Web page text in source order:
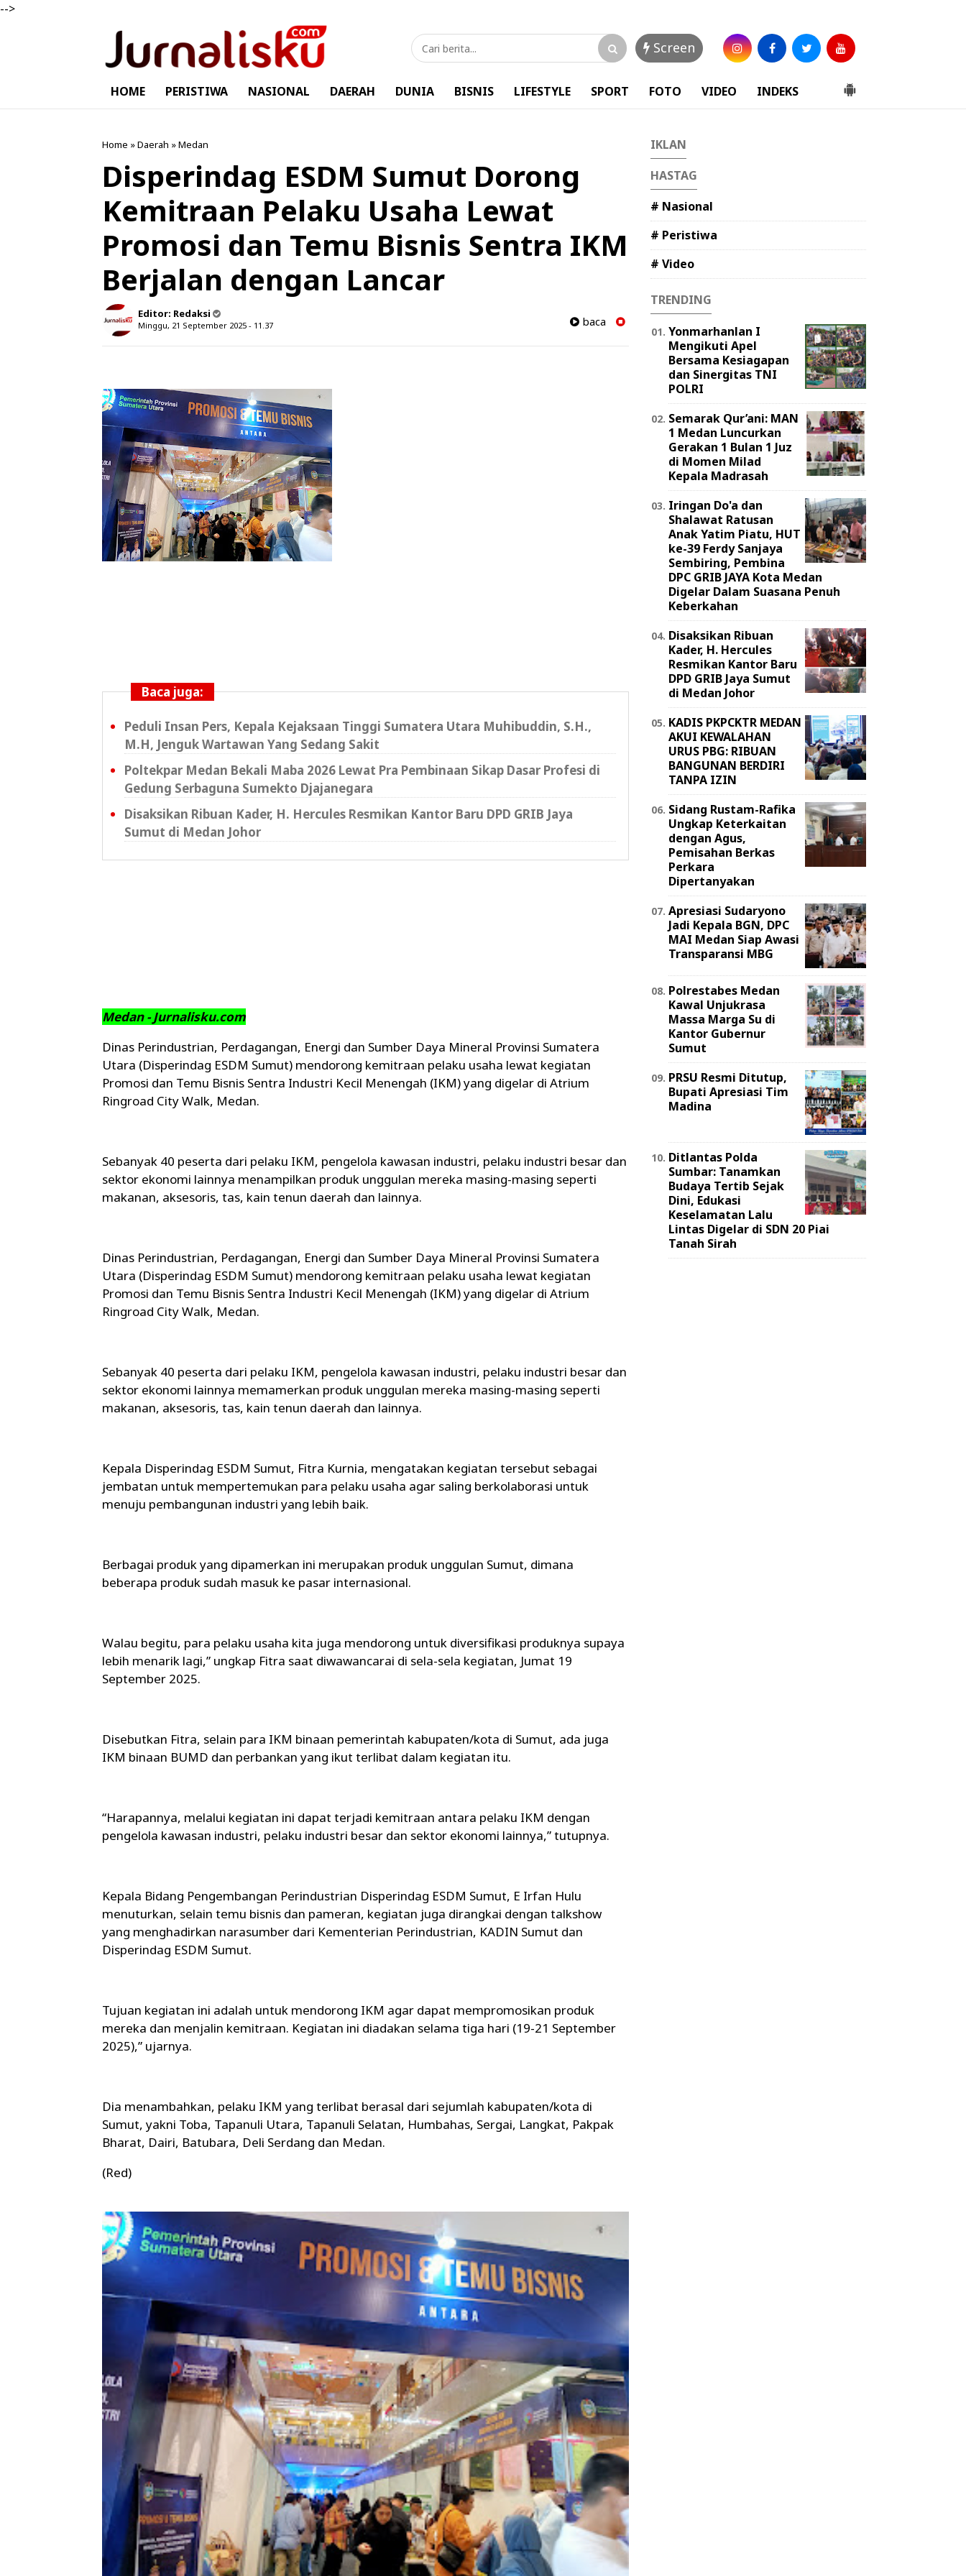
-->
Screen
HOME PERISTIWA NASIONAL DAERAH DUNIA BISNIS LIFESTYLE SPORT FOTO VIDEO INDEKS
Home »Daerah »Medan
Disperindag ESDM Sumut Dorong
Kemitraan Pelaku Usaha Lewat
Promosi dan Temu Bisnis Sentra IKM
Berjalan dengan Lancar
Editor: Redaksi
Minggu, 21 September 2025 - 11.37 baca
Baca juga:
Peduli Insan Pers, Kepala Kejaksaan Tinggi Sumatera Utara Muhibuddin, S.H.,
M.H, Jenguk Wartawan Yang Sedang Sakit
Poltekpar Medan Bekali Maba 2026 Lewat Pra Pembinaan Sikap Dasar Profesi di
Gedung Serbaguna Sumekto Djajanegara
Disaksikan Ribuan Kader, H. Hercules Resmikan Kantor Baru DPD GRIB Jaya
Sumut di Medan Johor
Medan - Jurnalisku.com
Dinas Perindustrian, Perdagangan, Energi dan Sumber Daya Mineral Provinsi Sumatera
Utara (Disperindag ESDM Sumut) mendorong kemitraan pelaku usaha lewat kegiatan
Promosi dan Temu Bisnis Sentra Industri Kecil Menengah (IKM) yang digelar di Atrium
Ringroad City Walk, Medan.
Sebanyak 40 peserta dari pelaku IKM, pengelola kawasan industri, pelaku industri besar dan
sektor ekonomi lainnya menampilkan produk unggulan mereka masing-masing seperti
makanan, aksesoris, tas, kain tenun daerah dan lainnya.
Dinas Perindustrian, Perdagangan, Energi dan Sumber Daya Mineral Provinsi Sumatera
Utara (Disperindag ESDM Sumut) mendorong kemitraan pelaku usaha lewat kegiatan
Promosi dan Temu Bisnis Sentra Industri Kecil Menengah (IKM) yang digelar di Atrium
Ringroad City Walk, Medan.
Sebanyak 40 peserta dari pelaku IKM, pengelola kawasan industri, pelaku industri besar dan
sektor ekonomi lainnya memamerkan produk unggulan mereka masing-masing seperti
makanan, aksesoris, tas, kain tenun daerah dan lainnya.
Kepala Disperindag ESDM Sumut, Fitra Kurnia, mengatakan kegiatan tersebut sebagai
jembatan untuk mempertemukan para pelaku usaha agar saling berkolaborasi untuk
menuju pembangunan industri yang lebih baik.
Berbagai produk yang dipamerkan ini merupakan produk unggulan Sumut, dimana
beberapa produk sudah masuk ke pasar internasional.
Walau begitu, para pelaku usaha kita juga mendorong untuk diversifikasi produknya supaya
lebih menarik lagi,” ungkap Fitra saat diwawancarai di sela-sela kegiatan, Jumat 19
September 2025.
Disebutkan Fitra, selain para IKM binaan pemerintah kabupaten/kota di Sumut, ada juga
IKM binaan BUMD dan perbankan yang ikut terlibat dalam kegiatan itu.
“Harapannya, melalui kegiatan ini dapat terjadi kemitraan antara pelaku IKM dengan
pengelola kawasan industri, pelaku industri besar dan sektor ekonomi lainnya,” tutupnya.
Kepala Bidang Pengembangan Perindustrian Disperindag ESDM Sumut, E Irfan Hulu
menuturkan, selain temu bisnis dan pameran, kegiatan juga dirangkai dengan talkshow
yang menghadirkan narasumber dari Kementerian Perindustrian, KADIN Sumut dan
Disperindag ESDM Sumut.
Tujuan kegiatan ini adalah untuk mendorong IKM agar dapat mempromosikan produk
mereka dan menjalin kemitraan. Kegiatan ini diadakan selama tiga hari (19-21 September
2025),” ujarnya.
Dia menambahkan, pelaku IKM yang terlibat berasal dari sejumlah kabupaten/kota di
Sumut, yakni Toba, Tapanuli Utara, Tapanuli Selatan, Humbahas, Sergai, Langkat, Pakpak
Bharat, Dairi, Batubara, Deli Serdang dan Medan.
(Red)
IKLAN
HASTAG
# Nasional
# Peristiwa
# Video
TRENDING
Yonmarhanlan I
Mengikuti Apel
Bersama Kesiagapan
dan Sinergitas TNI
POLRI
Semarak Qur’ani: MAN
1 Medan Luncurkan
Gerakan 1 Bulan 1 Juz
di Momen Milad
Kepala Madrasah
Iringan Do'a dan
Shalawat Ratusan
Anak Yatim Piatu, HUT
ke-39 Ferdy Sanjaya
Sembiring, Pembina
DPC GRIB JAYA Kota Medan
Digelar Dalam Suasana Penuh
Keberkahan
Disaksikan Ribuan
Kader, H. Hercules
Resmikan Kantor Baru
DPD GRIB Jaya Sumut
di Medan Johor
KADIS PKPCKTR MEDAN
AKUI KEWALAHAN
URUS PBG: RIBUAN
BANGUNAN BERDIRI
TANPA IZIN
Sidang Rustam-Rafika
Ungkap Keterkaitan
dengan Agus,
Pemisahan Berkas
Perkara
Dipertanyakan
Apresiasi Sudaryono
Jadi Kepala BGN, DPC
MAI Medan Siap Awasi
Transparansi MBG
Polrestabes Medan
Kawal Unjukrasa
Massa Marga Su di
Kantor Gubernur
Sumut
PRSU Resmi Ditutup,
Bupati Apresiasi Tim
Madina
Ditlantas Polda
Sumbar: Tanamkan
Budaya Tertib Sejak
Dini, Edukasi
Keselamatan Lalu
Lintas Digelar di SDN 20 Piai
Tanah Sirah